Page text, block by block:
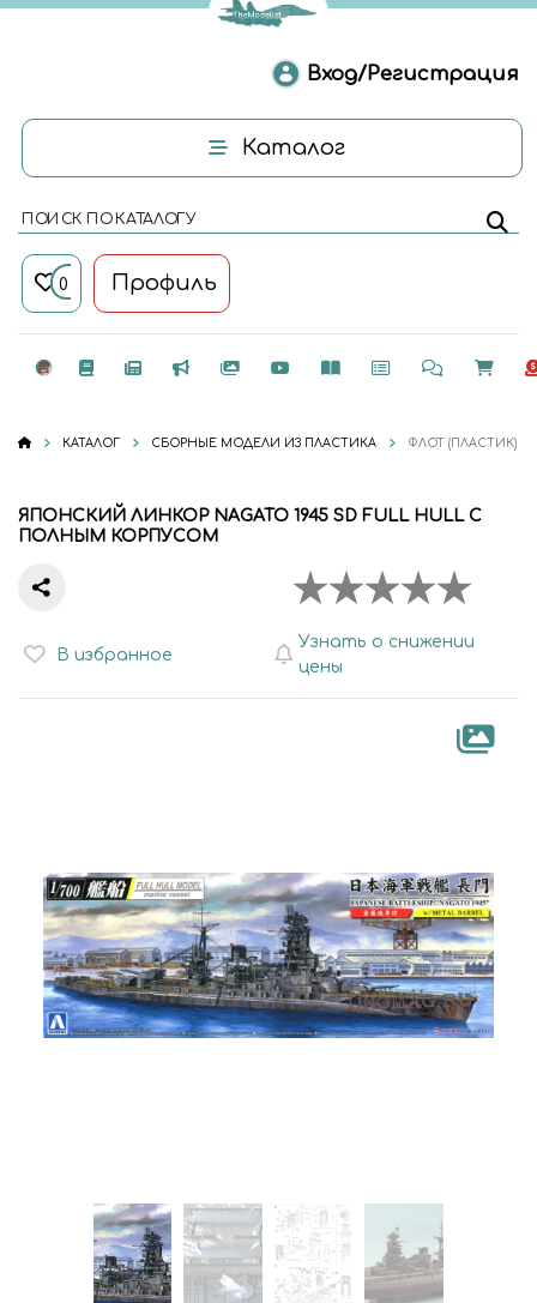
Вход/Регистрация
Каталог
ПОИСК ПО КАТАЛОГУ
0 Профиль
КАТАЛОГ СБОРНЫЕ МОДЕЛИ ИЗ ПЛАСТИКА ФЛОТ (ПЛАСТИК)
ЯПОНСКИЙ ЛИНКОР NAGATO 1945 SD FULL HULL С
ПОЛНЫМ КОРПУСОМ
В избранное
Узнать о снижении
цены